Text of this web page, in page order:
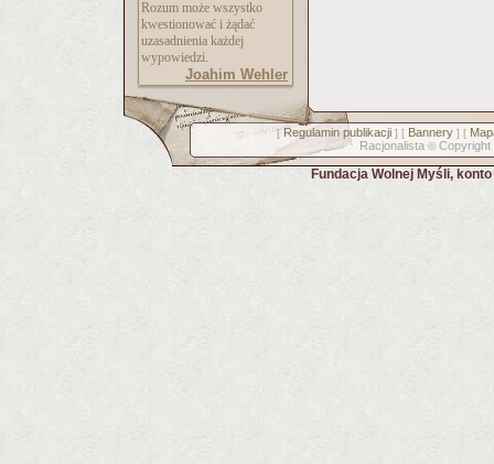
Rozum może wszystko
kwestionować i żądać
uzasadnienia każdej
wypowiedzi.
Joahim Wehler
[ Regulamin publikacji] [ Bannery] [
Racjonalista © Copyright
Fundacja Wolnej Myśli,